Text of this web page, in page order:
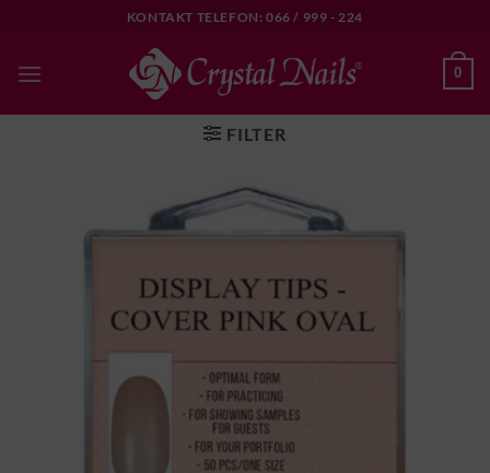
content
KONTAKT TELEFON: 066 / 999 - 224
0
FILTER